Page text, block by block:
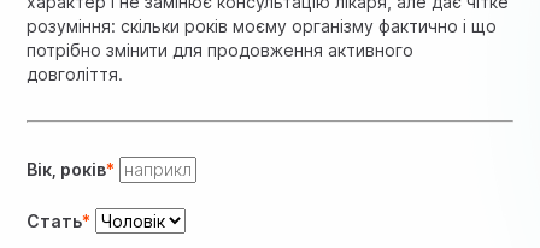
розуміння: скільки років моєму організму фактично і що
потрібно змінити для продовження активного
довголіття.
Вік, років
Стать